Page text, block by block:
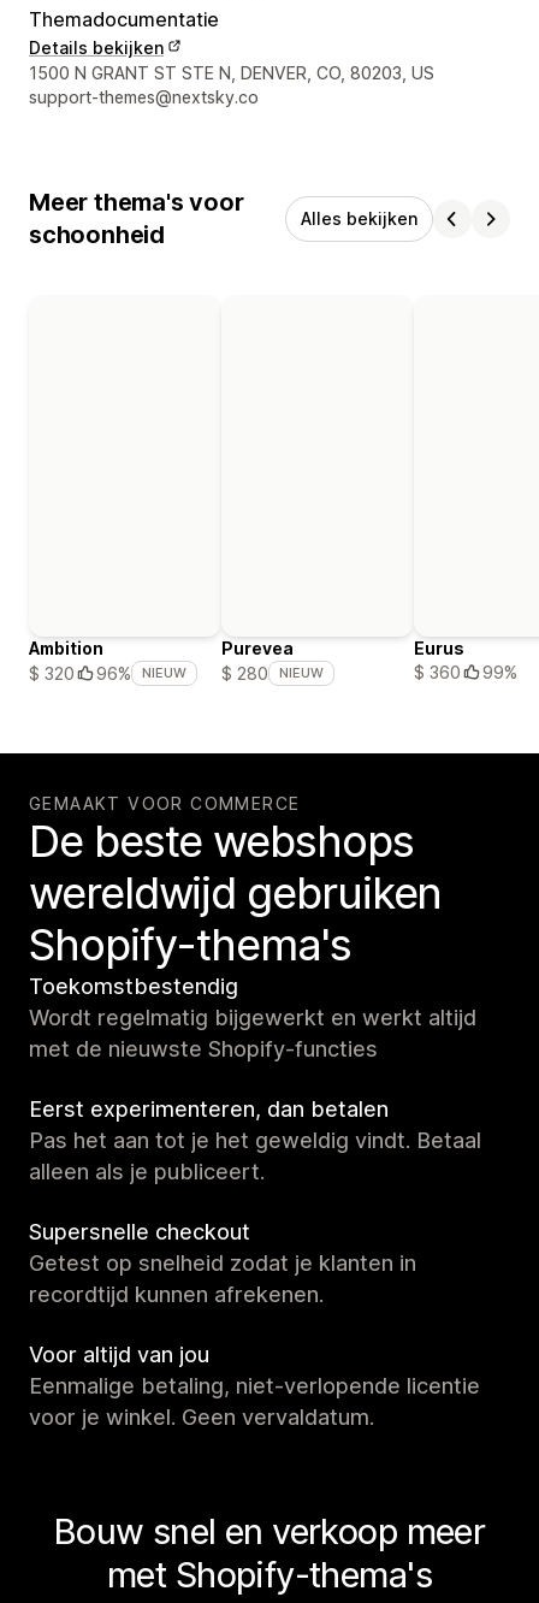
Themadocumentatie
Details bekijken
Contactgegevens ontwerper
1500 N GRANT ST STE N, DENVER, CO, 80203, US
support-themes@nextsky.co
Meer thema's voor
schoonheid
Alles bekijken
Ambition
$ 320
96% NIEUW
Purevea
$ 280
NIEUW
Eurus
$ 360
99%
GEMAAKT VOOR COMMERCE
De beste webshops
wereldwijd gebruiken
Shopify-thema's
Toekomstbestendig
Wordt regelmatig bijgewerkt en werkt altijd
met de nieuwste Shopify-functies
Eerst experimenteren, dan betalen
Pas het aan tot je het geweldig vindt. Betaal
alleen als je publiceert.
Supersnelle checkout
Getest op snelheid zodat je klanten in
recordtijd kunnen afrekenen.
Voor altijd van jou
Eenmalige betaling, niet-verlopende licentie
voor je winkel. Geen vervaldatum.
Bouw snel en verkoop meer
met Shopify-thema's